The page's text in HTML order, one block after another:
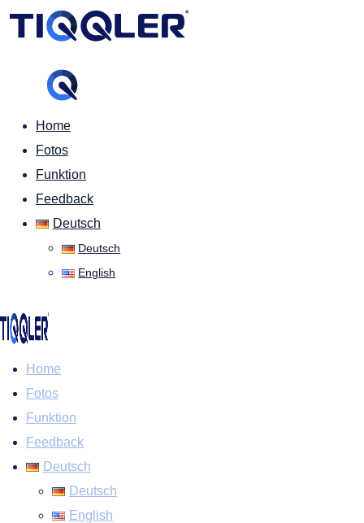
Home
Fotos
Funktion
Feedback
Deutsch
Deutsch
English
Home
Fotos
Funktion
Feedback
Deutsch
Deutsch
English